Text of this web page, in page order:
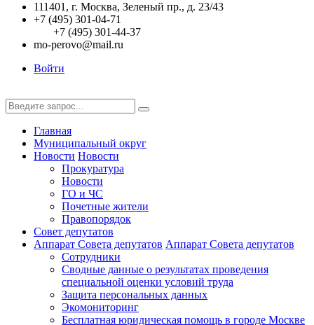
111401, г. Москва, Зеленый пр., д. 23/43
+7 (495) 301-04-71
+7 (495) 301-44-37
mo-perovo@mail.ru
Войти
Главная
Муниципальный округ
Новости Новости
Прокуратура
Новости
ГО и ЧС
Почетные жители
Правопорядок
Совет депутатов
Аппарат Совета депутатов Аппарат Совета депутатов
Сотрудники
Сводные данные о результатах проведения
специальной оценки условий труда
Защита персональных данных
Экомониторинг
Бесплатная юридическая помощь в городе Москве